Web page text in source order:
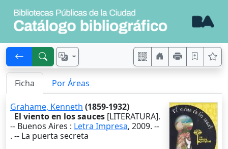
Ficha Por Áreas
Grahame, Kenneth (1859-1932)
El viento en los sauces [LITERATURA].
-- Buenos Aires : Letra Impresa, 2009. --
. -- La puerta secreta